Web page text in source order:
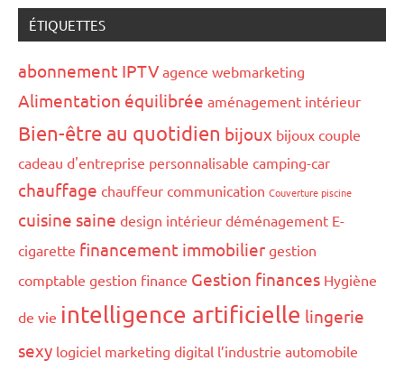
ÉTIQUETTES
abonnement IPTV agence webmarketing
Alimentation équilibrée aménagement intérieur
Bien-être au quotidien bijoux bijoux couple
cadeau d'entreprise personnalisable camping-car
chauffage chauffeur communication Couverture piscine
cuisine saine design intérieur déménagement E-
cigarette financement immobilier gestion
comptable gestion finance Gestion finances Hygiène
de vie intelligence artificielle lingerie
sexy logiciel marketing digital l’industrie automobile